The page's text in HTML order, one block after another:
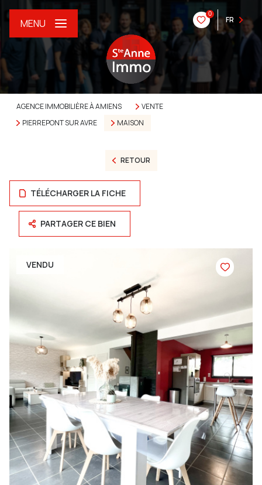
0
FR
MENU
AGENCE IMMOBILIÈRE À AMIENS
VENTE
PIERREPONT SUR AVRE
MAISON
RETOUR
TÉLÉCHARGER LA FICHE
PARTAGER CE BIEN
VENDU